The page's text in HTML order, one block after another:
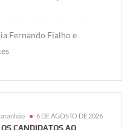
Fernando Fialho e
6 DE AGOSTO DE 2026
CANDIDATOS AO